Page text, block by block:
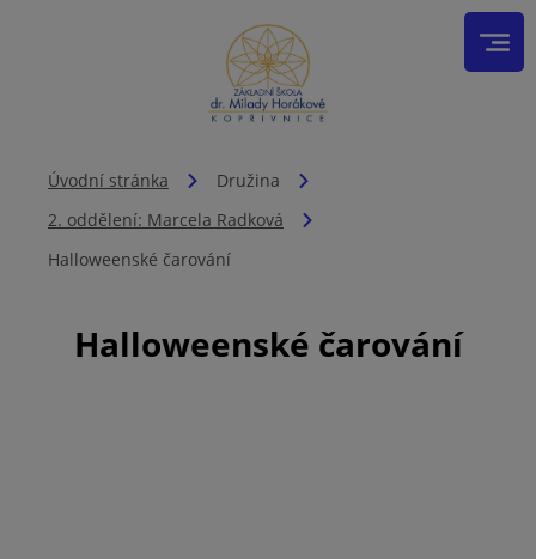
Úvodní stránka
Družina
2. oddělení: Marcela Radková
Halloweenské čarování
Halloweenské čarování